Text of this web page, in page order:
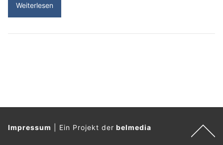
Weiterlesen
Impressum Ein Projekt derbelmedia